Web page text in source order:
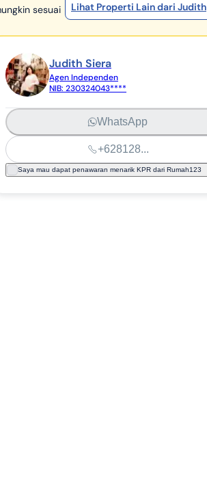
sesuai
Lihat Properti Lain dari Judith
Judith Siera
Agen Independen
NIB: 230324043****
+628128...
WhatsApp
Saya mau dapat penawaran menarik KPR dari Rumah123